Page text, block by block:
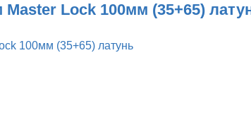
Lock 100мм (35+65)